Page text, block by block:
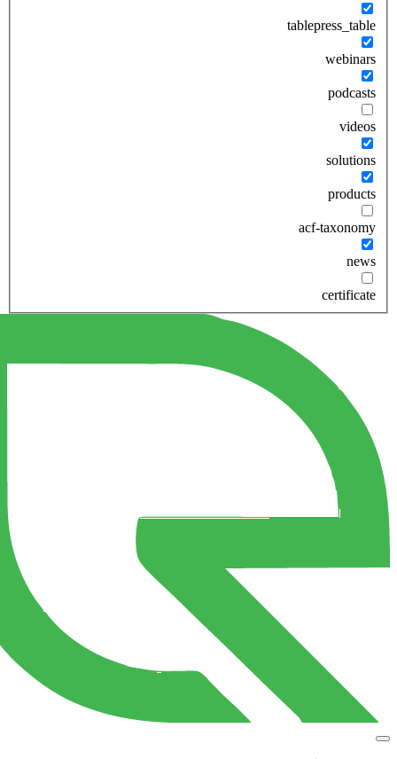
tablepress_table
webinars
podcasts
videos
solutions
products
acf-taxonomy
news
certificate